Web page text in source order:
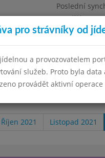
Poslední
Pondělí
Kontakty a informace
Říjen 2021 Listopad 2021
pro strávníky od
a provozovatelem
služeb. Proto byla
provádět aktivní